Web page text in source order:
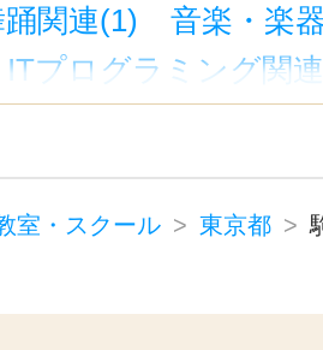
自由が丘駅(東
)(12)
銀座一丁目駅
神田駅(東京)(10)
)(9)
六本木駅(9)
(9)
赤羽駅(8)
四ツ谷
関連(1)
音楽・楽
プログラミング関
室・スクール 東京都